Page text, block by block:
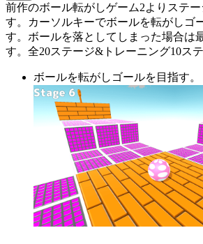
前作のボール転がしゲーム2よりステ
す。カーソルキーでボールを転がしゴ
す。ボールを落としてしまった場合は
す。全20ステージ&トレーニング10ス
ボールを転がしゴールを目指す。